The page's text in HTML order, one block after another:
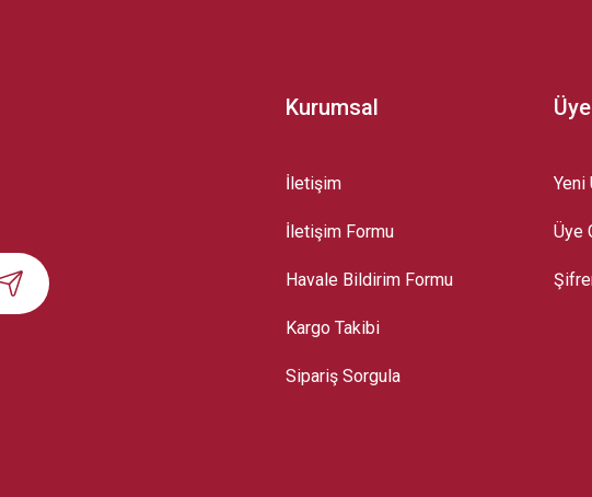
Gönder
Kurumsal
İletişim
İletişim Formu
Havale Bildirim Formu
Kargo Takibi
Sipariş Sorgula
Yeni
Üye